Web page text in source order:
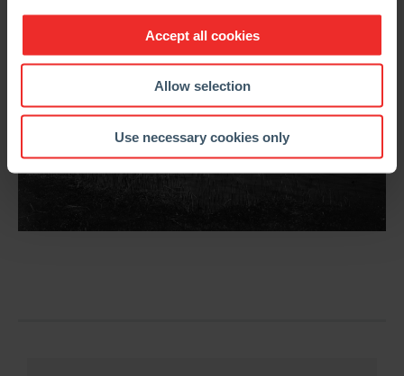
Accept all cookies
Allow selection
Use necessary cookies only